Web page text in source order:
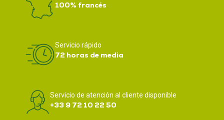
100% francés
Servicio rápido
72 horas de media
Servicio de atención al cliente disponible
+33 9 72 10 22 50